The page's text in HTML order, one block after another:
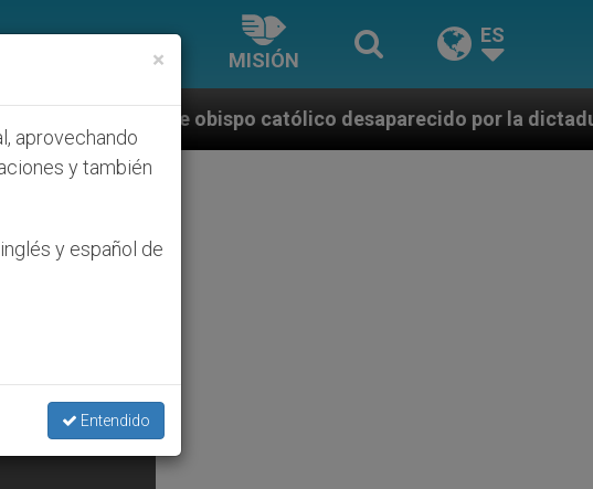
MISIÓN
ES
obispo católico desaparecido por la dictadura nicaragüense
×
aprovechando
y también
y español de
Entendido